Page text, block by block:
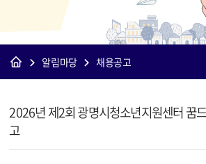
알림마당 채용공고
2026년 제2회 광명시청소년지원센터 꿈
고